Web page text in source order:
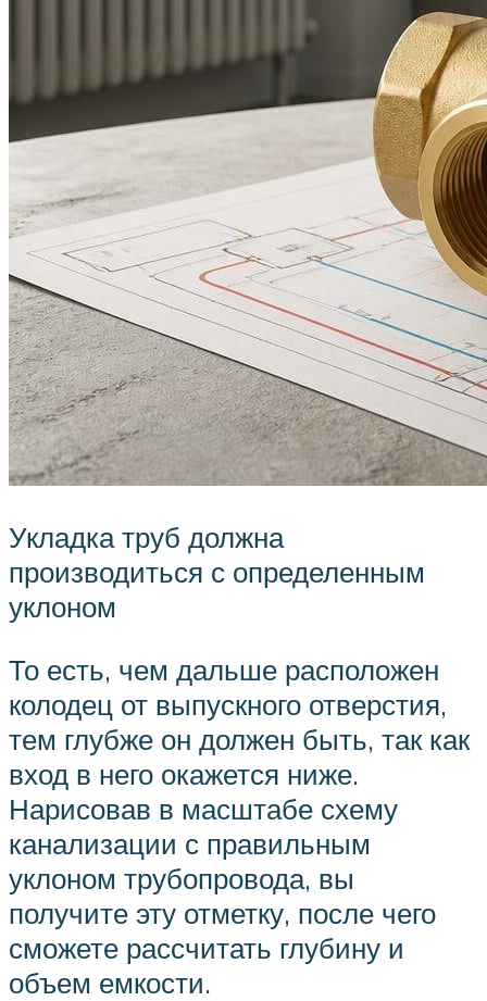
Укладка труб должна
производиться с определенным
уклоном
То есть, чем дальше расположен
колодец от выпускного отверстия,
тем глубже он должен быть, так как
вход в него окажется ниже.
Нарисовав в масштабе схему
канализации с правильным
уклоном трубопровода, вы
получите эту отметку, после чего
сможете рассчитать глубину и
объем емкости.